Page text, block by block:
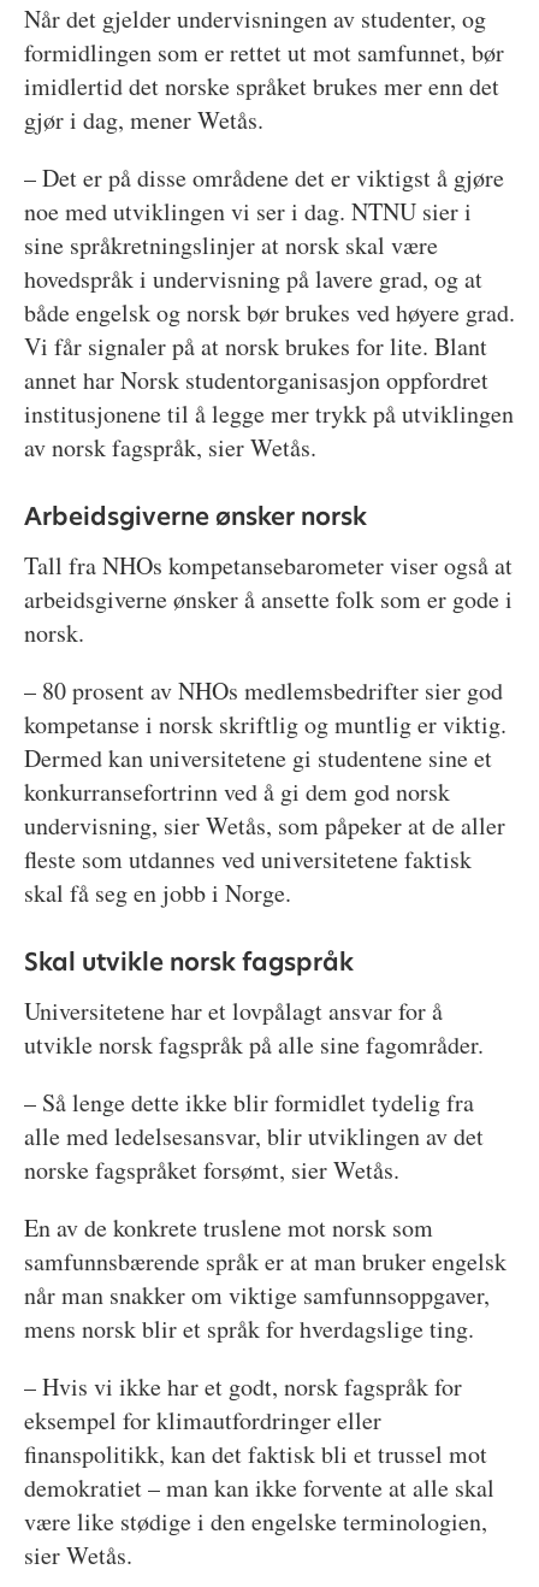
Når det gjelder undervisningen av studenter, og
formidlingen som er rettet ut mot samfunnet, bør
imidlertid det norske språket brukes mer enn det
gjør i dag, mener Wetås.
– Det er på disse områdene det er viktigst å gjøre
noe med utviklingen vi ser i dag. NTNU sier i
sine språkretningslinjer at norsk skal være
hovedspråk i undervisning på lavere grad, og at
både engelsk og norsk bør brukes ved høyere grad.
Vi får signaler på at norsk brukes for lite. Blant
annet har Norsk studentorganisasjon oppfordret
institusjonene til å legge mer trykk på utviklingen
av norsk fagspråk, sier Wetås.
Arbeidsgiverne ønsker norsk
Tall fra NHOs kompetansebarometer viser også at
arbeidsgiverne ønsker å ansette folk som er gode i
norsk.
– 80 prosent av NHOs medlemsbedrifter sier god
kompetanse i norsk skriftlig og muntlig er viktig.
Dermed kan universitetene gi studentene sine et
konkurransefortrinn ved å gi dem god norsk
undervisning, sier Wetås, som påpeker at de aller
fleste som utdannes ved universitetene faktisk
skal få seg en jobb i Norge.
Skal utvikle norsk fagspråk
Universitetene har et lovpålagt ansvar for å
utvikle norsk fagspråk på alle sine fagområder.
– Så lenge dette ikke blir formidlet tydelig fra
alle med ledelsesansvar, blir utviklingen av det
norske fagspråket forsømt, sier Wetås.
En av de konkrete truslene mot norsk som
samfunnsbærende språk er at man bruker engelsk
når man snakker om viktige samfunnsoppgaver,
mens norsk blir et språk for hverdagslige ting.
– Hvis vi ikke har et godt, norsk fagspråk for
eksempel for klimautfordringer eller
finanspolitikk, kan det faktisk bli et trussel mot
demokratiet – man kan ikke forvente at alle skal
være like stødige i den engelske terminologien,
sier Wetås.